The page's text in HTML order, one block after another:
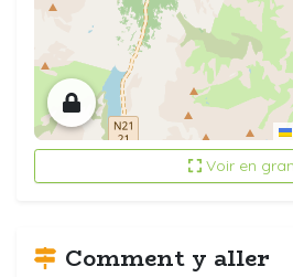
Voir en
Comment y aller